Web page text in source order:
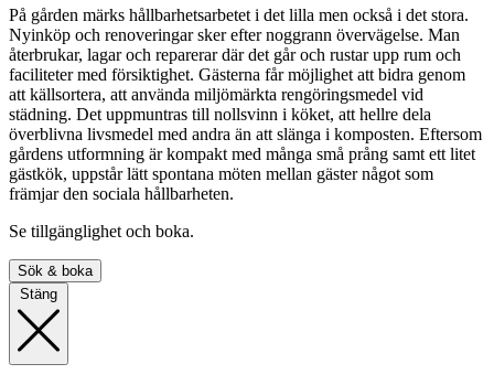
På gården märks hållbarhetsarbetet i det lilla men också i det stora.
Nyinköp och renoveringar sker efter noggrann övervägelse. Man
återbrukar, lagar och reparerar där det går och rustar upp rum och
faciliteter med försiktighet. Gästerna får möjlighet att bidra genom
att källsortera, att använda miljömärkta rengöringsmedel vid
städning. Det uppmuntras till nollsvinn i köket, att hellre dela
överblivna livsmedel med andra än att slänga i komposten. Eftersom
gårdens utformning är kompakt med många små prång samt ett litet
gästkök, uppstår lätt spontana möten mellan gäster något som
främjar den sociala hållbarheten.
Se tillgänglighet och boka.
Sök & boka
Stäng